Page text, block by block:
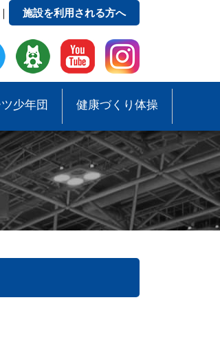
｜ 施設を利用される方へ
務局への質問・お問合せ
少年団
ポーツ少年団助成事業
健康づくり体操